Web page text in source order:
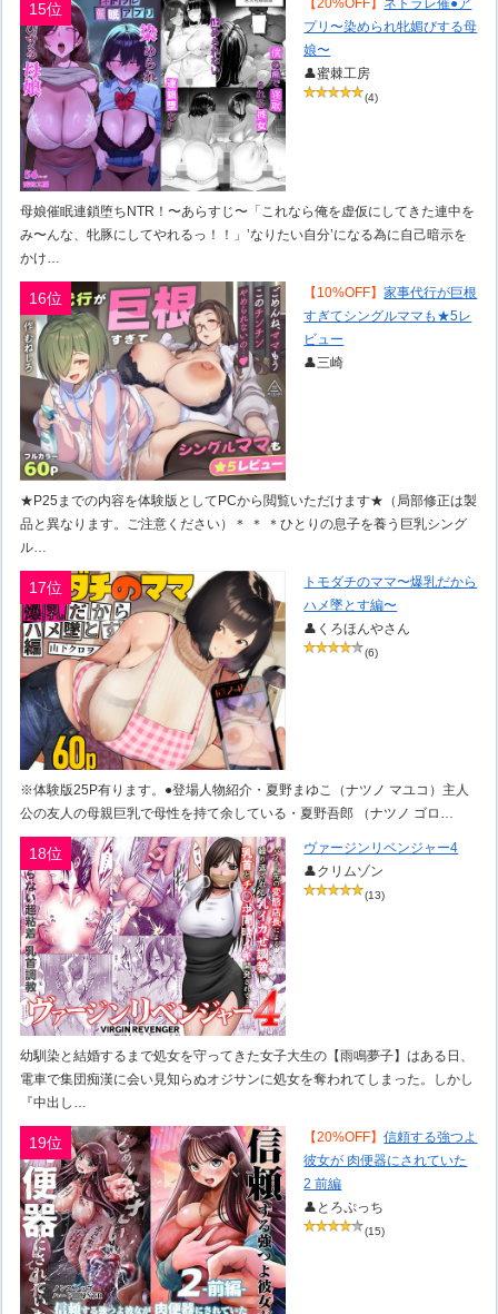
15位 【20%OFF】 ネトラレ催●ア
プリ〜染められ牝媚びする母
娘〜
👤蜜棘工房
(4)
母娘催眠連鎖堕ちNTR！〜あらすじ〜「これなら俺を虚仮にしてきた連中を
み〜んな、牝豚にしてやれるっ！！」’なりたい自分’になる為に自己暗示を
かけ…
16位 【10%OFF】家事代行が巨根
すぎてシングルママも★5レ
ビュー
👤三崎
★P25までの内容を体験版としてPCから閲覧いただけます★（局部修正は製
品と異なります。ご注意ください）＊ ＊ ＊ひとりの息子を養う巨乳シング
ル…
17位
トモダチのママ〜爆乳だから
ハメ墜とす編〜
👤くろほんやさん
(6)
※体験版25P有ります。●登場人物紹介・夏野まゆこ（ナツノ マユコ）主人
公の友人の母親巨乳で母性を持て余している・夏野吾郎 （ナツノ ゴロ…
18位
ヴァージンリベンジャー4
👤クリムゾン
(13)
幼馴染と結婚するまで処女を守ってきた女子大生の【雨鳴夢子】はある日、
電車で集団痴漢に会い見知らぬオジサンに処女を奪われてしまった。しかし
『中出し…
19位 【20%OFF】信頼する強つよ
彼女が 肉便器にされていた
2 前編
👤とろぷっち
(15)